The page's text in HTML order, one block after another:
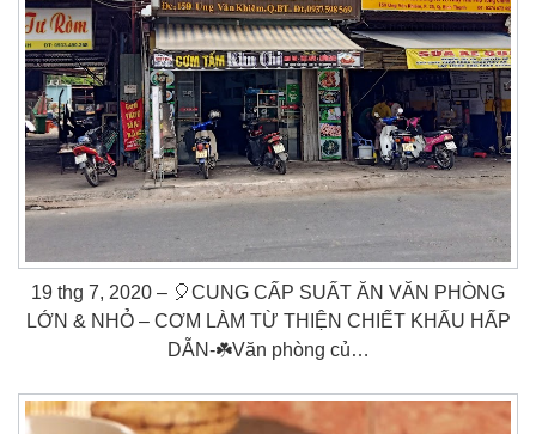
19 thg 7, 2020 – 🎈CUNG CẤP SUẤT ĂN VĂN PHÒNG
LỚN & NHỎ – CƠM LÀM TỪ THIỆN CHIẾT KHẤU HẤP
DẪN-☘️Văn phòng củ…